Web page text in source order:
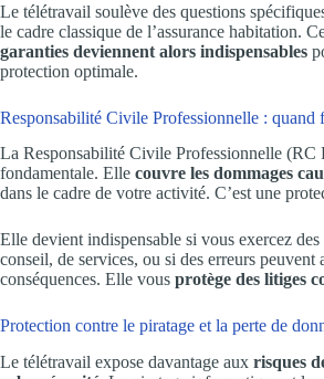
Le télétravail soulève des questions
le cadre classique de l’assurance habitation.
garanties deviennent alors indispensables
protection optimale.
Responsabilité Civile Professionnelle : quand
La Responsabilité Civile Professionnelle (RC
fondamentale. Elle couvre les dommages
dans le cadre de votre activité. C’est une
Elle devient indispensable si vous exercez
conseil, de services, ou si des erreurs peuvent
conséquences. Elle vous protège des litiges
Protection contre le piratage et la perte de
Le télétravail expose davantage aux risques